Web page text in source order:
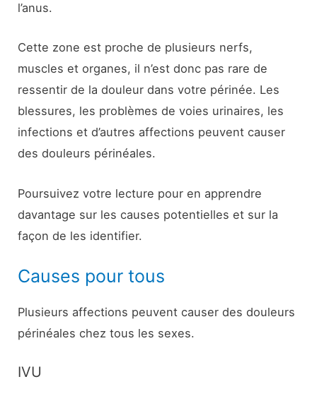
l’anus.
Cette zone est proche de plusieurs nerfs,
muscles et organes, il n’est donc pas rare de
ressentir de la douleur dans votre périnée. Les
blessures, les problèmes de voies urinaires, les
infections et d’autres affections peuvent causer
des douleurs périnéales.
Poursuivez votre lecture pour en apprendre
davantage sur les causes potentielles et sur la
façon de les identifier.
Causes pour tous
Plusieurs affections peuvent causer des douleurs
périnéales chez tous les sexes.
IVU